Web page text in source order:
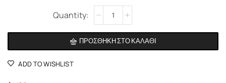
ΠΡΟΣΘΉΚΗ ΣΤΟ ΚΑΛΆΘΙ
Alternative:
ADD TO WISHLIST